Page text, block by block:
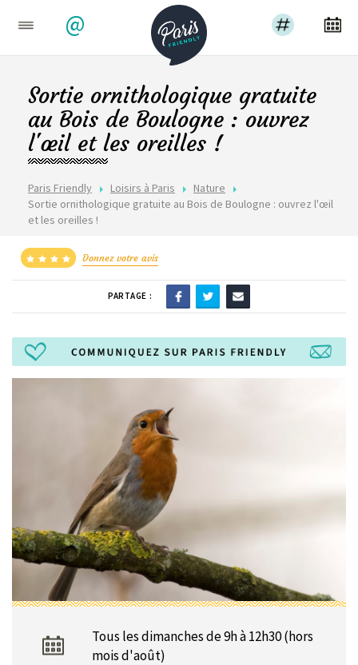
@
Paris Friendly Loisirs à Paris
Nature
Sortie ornithologique gratuite au Bois de Boulogne : ouvrez l'œil
et les oreilles !
Sortie ornithologique gratuite
au Bois de Boulogne : ouvrez
l'œil et les oreilles !
Donnez votre avis
PARTAGE :
Tous les dimanches de 9h à 12h30 (hors
mois d'août)